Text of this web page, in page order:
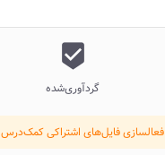
beenhere
گردآوری‌شده
فعالسازی فایل‌های اشتراکی کمک‌درس